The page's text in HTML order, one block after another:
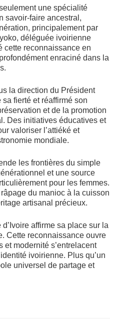
une spécialité
savoir-faire ancestral,
principalement par
déléguée ivoirienne
cette reconnaissance en
enraciné dans la
la direction du Président
fierté et réaffirmé son
et de la promotion
Des initiatives éducatives et
valoriser l’attiéké et
mondiale.
les frontières du simple
et une source
pour les femmes.
du manioc à la cuisson
artisanal précieux.
affirme sa place sur la
Cette reconnaissance ouvre
et modernité s’entrelacent
ivoirienne. Plus qu’un
universel de partage et